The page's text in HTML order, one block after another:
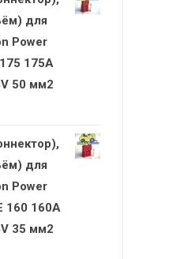
для
Power
175А
50 мм2
для
Power
160 160А
35 мм2